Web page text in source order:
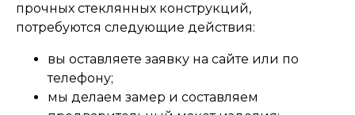
прочных стеклянных конструкций,
потребуются следующие действия:
вы оставляете заявку на сайте или по
телефону;
мы делаем замер и составляем